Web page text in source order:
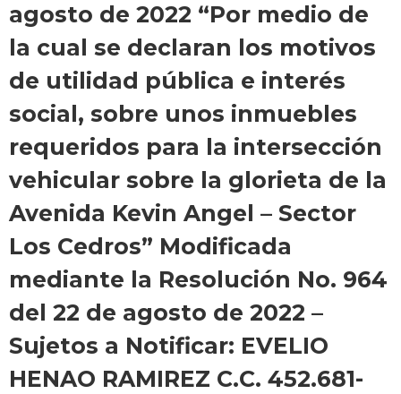
agosto de 2022 “Por medio de
la cual se declaran los motivos
de utilidad pública e interés
social, sobre unos inmuebles
requeridos para la intersección
vehicular sobre la glorieta de la
Avenida Kevin Angel – Sector
Los Cedros” Modificada
mediante la Resolución No. 964
del 22 de agosto de 2022 –
Sujetos a Notificar: EVELIO
HENAO RAMIREZ C.C. 452.681-